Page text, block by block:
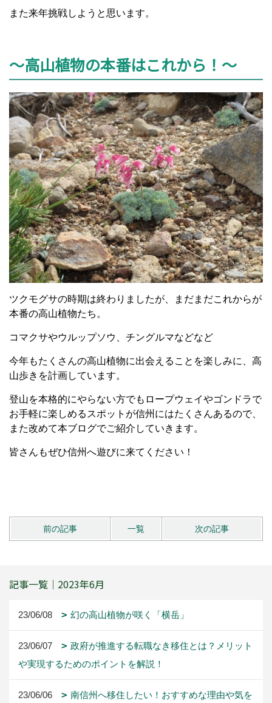
また来年挑戦しようと思います。
～高山植物の本番はこれから！～
ツクモグサの時期は終わりましたが、まだまだこれからが
本番の高山植物たち。
コマクサやウルップソウ、チングルマなどなど
今年もたくさんの高山植物に出会えることを楽しみに、高
山歩きを計画しています。
登山を本格的にやらない方でもロープウェイやゴンドラで
お手軽に楽しめるスポットが信州にはたくさんあるので、
また改めて本ブログでご紹介していきます。
皆さんもぜひ信州へ遊びに来てください！
前の記事 一覧 次の記事
記事一覧｜2023年6月
23/06/08 幻の高山植物が咲く「横岳」
23/06/07
政府が推進する転職なき移住とは？メリット
や実現するためのポイントを解説！
23/06/06
南信州へ移住したい！おすすめな理由や気を